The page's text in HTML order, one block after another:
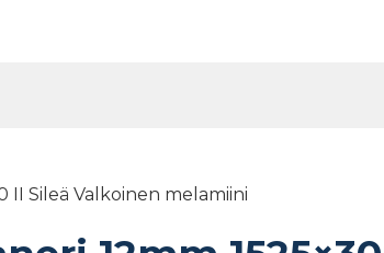
II Sileä Valkoinen melamiini